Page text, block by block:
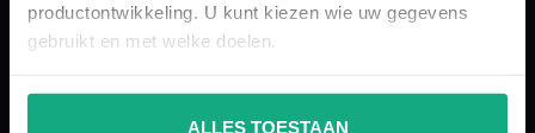
productontwikkeling. U kunt kiezen wie uw gegevens
gebruikt en met welke doelen.
Als u het toestaat, willen we ook graag:
ALLES TOESTAAN
Kruisbeeldsraat 72
9220 Hamme